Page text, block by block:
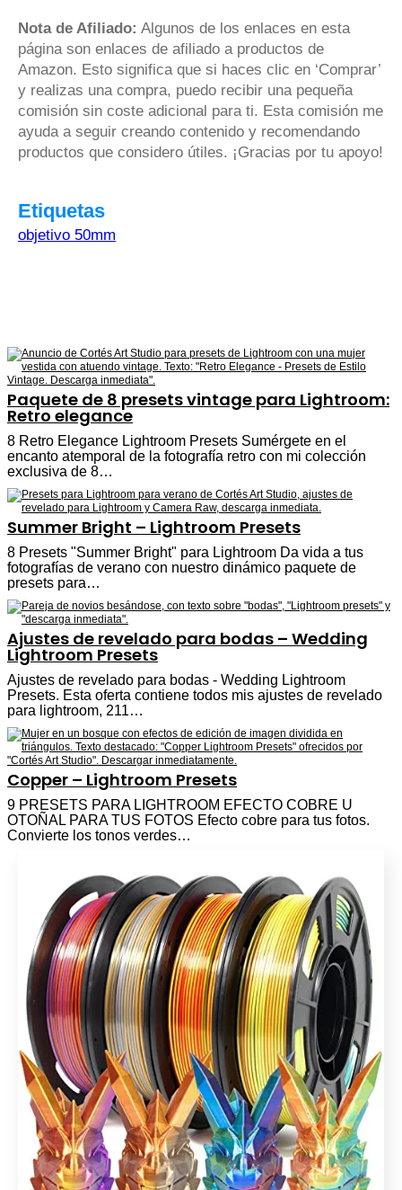
Nota de Afiliado: Algunos de los enlaces en esta
página son enlaces de afiliado a productos de
Amazon. Esto significa que si haces clic en ‘Comprar’
y realizas una compra, puedo recibir una pequeña
comisión sin coste adicional para ti. Esta comisión me
ayuda a seguir creando contenido y recomendando
productos que considero útiles. ¡Gracias por tu apoyo!
Etiquetas
objetivo 50mm
Paquete de 8 presets vintage para Lightroom:
Retro elegance
8 Retro Elegance Lightroom Presets Sumérgete en el
encanto atemporal de la fotografía retro con mi colección
exclusiva de 8…
Summer Bright – Lightroom Presets
8 Presets "Summer Bright" para Lightroom Da vida a tus
fotografías de verano con nuestro dinámico paquete de
presets para…
Ajustes de revelado para bodas – Wedding
Lightroom Presets
Ajustes de revelado para bodas - Wedding Lightroom
Presets. Esta oferta contiene todos mis ajustes de revelado
para lightroom, 211…
Copper – Lightroom Presets
9 PRESETS PARA LIGHTROOM EFECTO COBRE U
OTOÑAL PARA TUS FOTOS Efecto cobre para tus fotos.
Convierte los tonos verdes…